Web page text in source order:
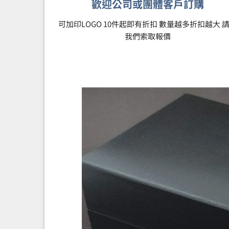
歡迎公司或團體客戶訂購
可加印LOGO 10件起即有折扣 數量越多折扣越大
我們索取報價